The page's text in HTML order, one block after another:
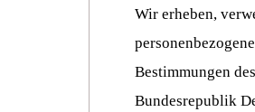
Wir erheben,
Bestimmungen
Bundesrepublik